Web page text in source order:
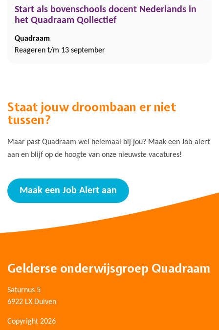
Start als bovenschools docent Nederlands in
het Quadraam Qollectief
Quadraam
Reageren t/m 13 september
Staat jouw droombaan er niet
tussen?
Maar past Quadraam wel helemaal bij jou? Maak een Job-alert
aan en blijf op de hoogte van onze nieuwste vacatures!
Maak een Job Alert aan
Gelderse onderwijsgroep Quadraam
Saturnus 5
6922 LX Duiven
Copyright 2026